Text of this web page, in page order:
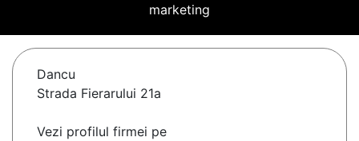
marketing
Dancu
Strada Fierarului 21a
Vezi profilul firmei pe